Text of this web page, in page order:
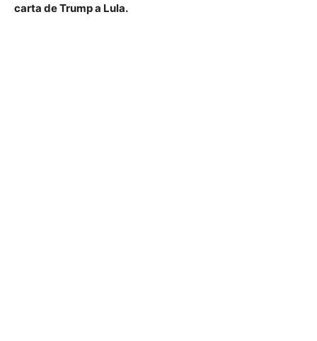
carta de Trump a Lula.